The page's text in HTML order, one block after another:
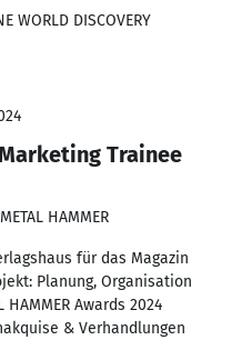
DISCOVERY
Trainee
HAMMER
für das Magazin
Planung, Organisation
Awards 2024
& Verhandlungen